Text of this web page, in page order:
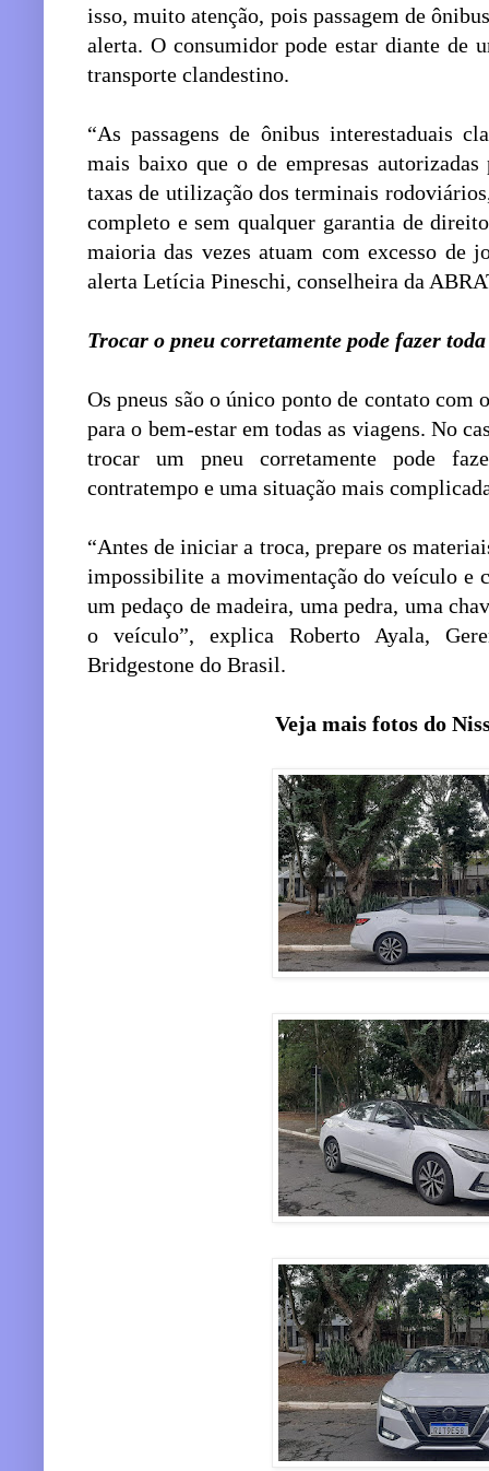
isso, muito atenção, pois passagem de
alerta. O consumidor pode estar diante de
transporte clandestino.
“As passagens de ônibus interestaduais
mais baixo que o de empresas
taxas de utilização dos terminais
completo e sem qualquer garantia de
maioria das vezes atuam com excesso de
alerta Letícia Pineschi, conselheira da
Trocar o pneu corretamente pode fazer
Os pneus são o único ponto de contato
para o bem-estar em todas as viagens. No
trocar um pneu corretamente pode
contratempo e uma situação mais
“Antes de iniciar a troca, prepare os
impossibilite a movimentação do veículo e
um pedaço de madeira, uma pedra, uma
o veículo”, explica Roberto Ayala,
Bridgestone do Brasil.
Veja mais fotos do